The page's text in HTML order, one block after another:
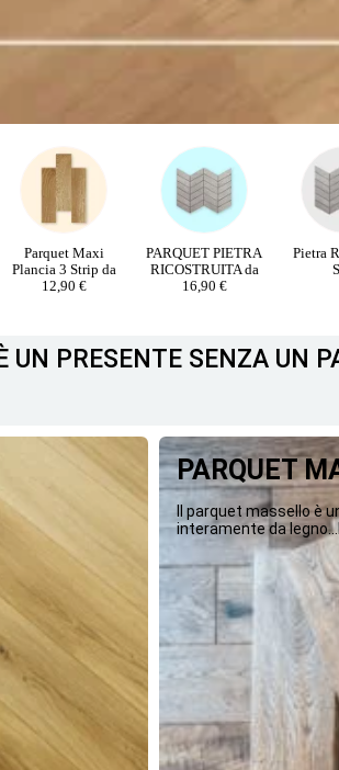
PARQUET PIETRA
RICOSTRUITA da
16,90 €
Pietra Ricostruita
SPC
PRESENTE SENZA UN
PARQUET
Il parquet massello è
interamente da